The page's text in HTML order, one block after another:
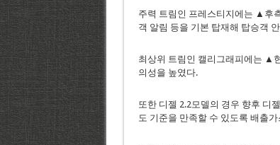
주력 트림인 프레스티지에는 ▲후
객 알림 등을 기본 탑재해 탑승객
최상위 트림인 캘리그래피에는 ▲
의성을 높였다.
또한 디젤 2.2모델의 경우 향후 디
도 기준을 만족할 수 있도록 배출